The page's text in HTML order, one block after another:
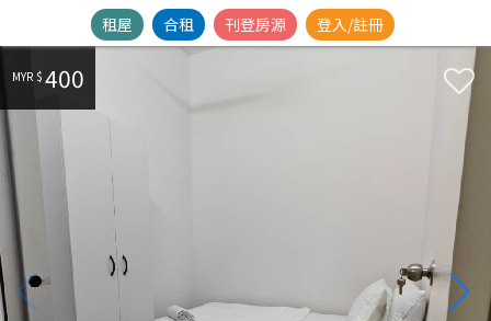
租屋 合租 刊登房源 登入/註冊
MYR $ 400